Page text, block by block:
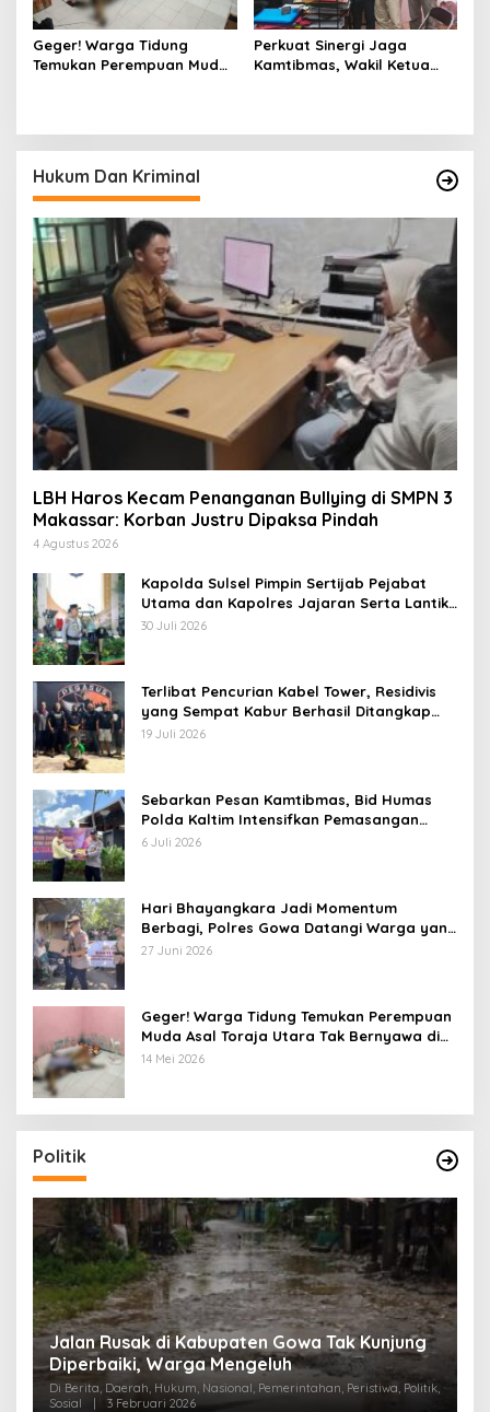
Geger! Warga Tidung
Temukan Perempuan Muda
Perkuat Sinergi Jaga
Kamtibmas, Wakil Ketua
Hukum Dan Kriminal
LBH Haros Kecam Penanganan Bullying di SMPN 3
Makassar: Korban Justru Dipaksa Pindah
4 Agustus 2026
Kapolda Sulsel Pimpin Sertijab Pejabat
Utama dan Kapolres Jajaran Serta Lantik
Karolog dan Kapolresta Gowa
30 Juli 2026
Terlibat Pencurian Kabel Tower, Residivis
yang Sempat Kabur Berhasil Ditangkap
Tim Gabungan di Jeneponto
19 Juli 2026
Sebarkan Pesan Kamtibmas, Bid Humas
Polda Kaltim Intensifkan Pemasangan
Spanduk serta Pembagian Stiker
6 Juli 2026
Hari Bhayangkara Jadi Momentum
Berbagi, Polres Gowa Datangi Warga yang
Membutuhkan
27 Juni 2026
Geger! Warga Tidung Temukan Perempuan
Muda Asal Toraja Utara Tak Bernyawa di
Kamar Kos
14 Mei 2026
Politik
Jalan Rusak di Kabupaten Gowa Tak Kunjung
Diperbaiki, Warga Mengeluh
Di Berita, Daerah, Hukum, Nasional, Pemerintahan, Peristiwa, Politik,
Sosial
| 3 Februari 2026